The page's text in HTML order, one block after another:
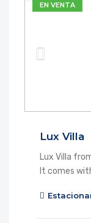
EN VENTA
Lux Villa
Lux Villa
It comes